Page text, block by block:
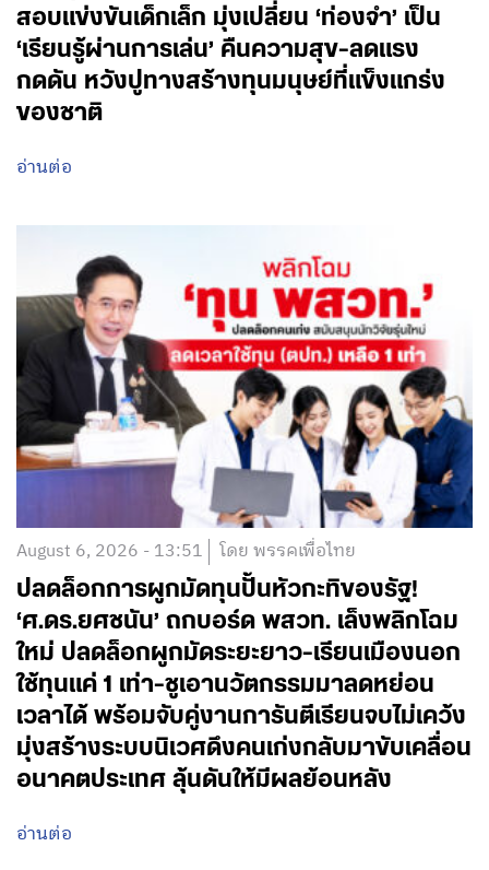
สอบแข่งขันเด็กเล็ก มุ่งเปลี่ยน ‘ท่องจำ’ เป็น
‘เรียนรู้ผ่านการเล่น’ คืนความสุข-ลดแรง
กดดัน หวังปูทางสร้างทุนมนุษย์ที่แข็งแกร่ง
ของชาติ
อ่านต่อ
August 6, 2026 - 13:51 โดย พรรคเพื่อไทย
ปลดล็อกการผูกมัดทุนปั้นหัวกะทิของรัฐ!
‘ศ.ดร.ยศชนัน’ ถกบอร์ด พสวท. เล็งพลิกโฉม
ใหม่ ปลดล็อกผูกมัดระยะยาว-เรียนเมืองนอก
ใช้ทุนแค่ 1 เท่า-ชูเอานวัตกรรมมาลดหย่อน
เวลาได้ พร้อมจับคู่งานการันตีเรียนจบไม่เคว้ง
มุ่งสร้างระบบนิเวศดึงคนเก่งกลับมาขับเคลื่อน
อนาคตประเทศ ลุ้นดันให้มีผลย้อนหลัง
อ่านต่อ